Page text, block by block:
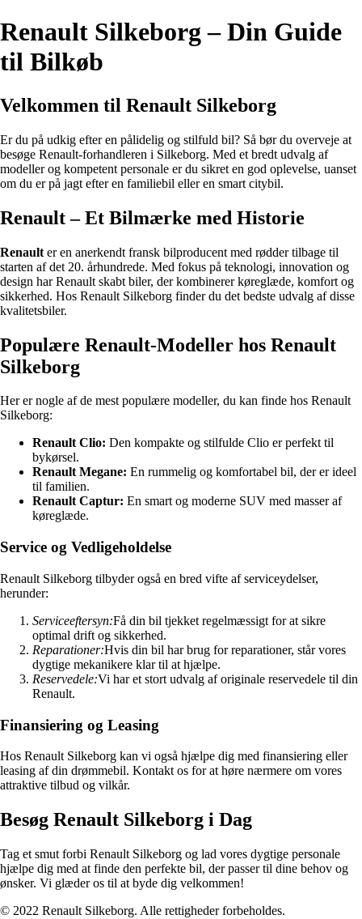
Renault Silkeborg – Din Guide
til Bilkøb
Velkommen til Renault Silkeborg
Er du på udkig efter en pålidelig og stilfuld bil? Så bør du overveje at
besøge Renault-forhandleren i Silkeborg. Med et bredt udvalg af
modeller og kompetent personale er du sikret en god oplevelse, uanset
om du er på jagt efter en familiebil eller en smart citybil.
Renault – Et Bilmærke med Historie
Renault er en anerkendt fransk bilproducent med rødder tilbage til
starten af det 20. århundrede. Med fokus på teknologi, innovation og
design har Renault skabt biler, der kombinerer køreglæde, komfort og
sikkerhed. Hos Renault Silkeborg finder du det bedste udvalg af disse
kvalitetsbiler.
Populære Renault-Modeller hos Renault
Silkeborg
Her er nogle af de mest populære modeller, du kan finde hos Renault
Silkeborg:
Renault Clio: Den kompakte og stilfulde Clio er perfekt til
bykørsel.
Renault Megane: En rummelig og komfortabel bil, der er ideel
til familien.
Renault Captur: En smart og moderne SUV med masser af
køreglæde.
Service og Vedligeholdelse
Renault Silkeborg tilbyder også en bred vifte af serviceydelser,
herunder:
Serviceeftersyn:Få din bil tjekket regelmæssigt for at sikre
optimal drift og sikkerhed.
Reparationer:Hvis din bil har brug for reparationer, står vores
dygtige mekanikere klar til at hjælpe.
Reservedele:Vi har et stort udvalg af originale reservedele til din
Renault.
Finansiering og Leasing
Hos Renault Silkeborg kan vi også hjælpe dig med finansiering eller
leasing af din drømmebil. Kontakt os for at høre nærmere om vores
attraktive tilbud og vilkår.
Besøg Renault Silkeborg i Dag
Tag et smut forbi Renault Silkeborg og lad vores dygtige personale
hjælpe dig med at finde den perfekte bil, der passer til dine behov og
ønsker. Vi glæder os til at byde dig velkommen!
© 2022 Renault Silkeborg. Alle rettigheder forbeholdes.